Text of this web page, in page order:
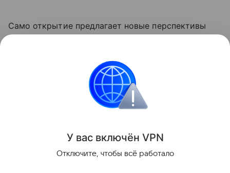
Само открытие предлагает новые перспективы
Ранее мы рассказывали, как ученые
мелодии по сигналам мозга.
У вас включён VPN
Отключите, чтобы всё работало